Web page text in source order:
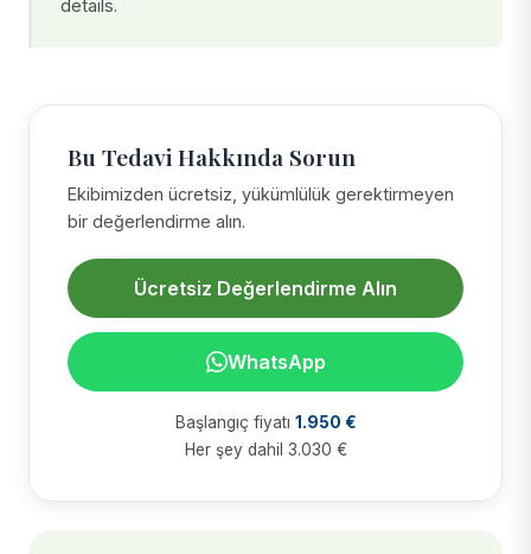
details.
Bu Tedavi Hakkında Sorun
Ekibimizden ücretsiz, yükümlülük gerektirmeyen
bir değerlendirme alın.
Ücretsiz Değerlendirme Alın
WhatsApp
Başlangıç fiyatı 1.950 €
Her şey dahil 3.030 €